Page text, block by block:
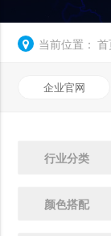
当前位置： 首
企业官网
行业分类
颜色搭配